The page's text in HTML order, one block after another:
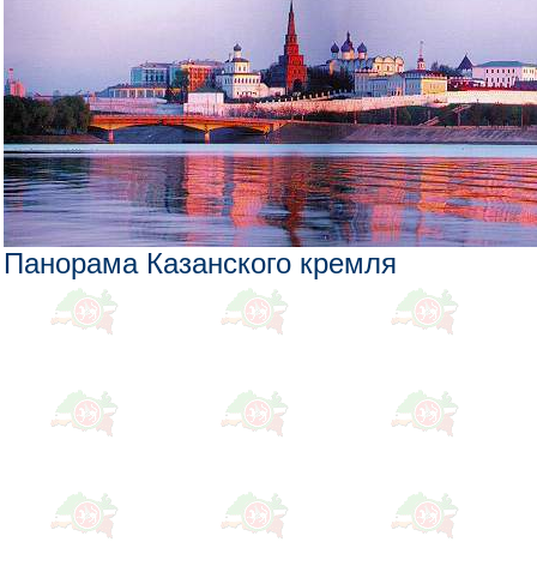
Панорама Казанского кремля